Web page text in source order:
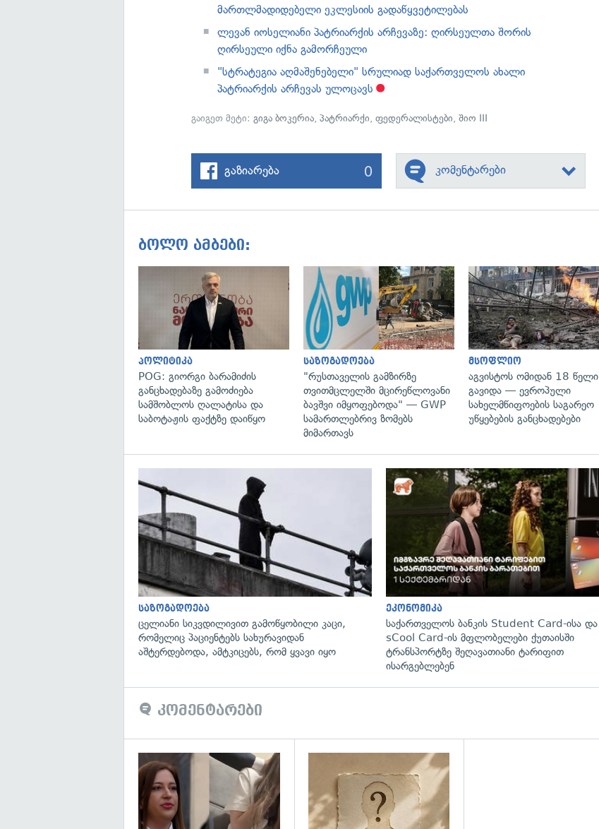
მართლმადიდებელი ეკლესიის გადაწყვეტილებას
ლევან იოსელიანი პატრიარქის არჩევაზე: ღირსეულთა შორის
ღირსეული იქნა გამორჩეული
"სტრატეგია აღმაშენებელი" სრულიად საქართველოს ახალი
პატრიარქის არჩევას ულოცავს
გაიგეთ მეტი:გიგა ბოკერია,პატრიარქი,ფედერალისტები,შიო III
გაზიარება 0 კომენტარები
ბოლო ამბები:
გადახედვა
პოლიტიკა
POG: გიორგი ბარამიძის
განცხადებაზე გამოძიება
სამშობლოს ღალატისა და
საბოტაჟის ფაქტზე დაიწყო
გადახედვა
საზოგადოება
"რუსთაველის გამზირზე
თვითმცლელში მცირეწლოვანი
ბავშვი იმყოფებოდა" — GWP
სამართლებრივ ზომებს
მიმართავს
მსოფლიო
აგვისტოს ომიდან 18 წელი
გავიდა — ევროპული
სახელმწიფოების საგარეო
უწყებების განცხადებები
გადახედვა
საზოგადოება
ცელიანი სიკვდილივით გამოწყობილი კაცი,
რომელიც პაციენტებს სახურავიდან
აშტერდებოდა, ამტკიცებს, რომ ყვავი იყო
ეკონომიკა
საქართველოს ბანკის Student Card-ისა და
sCool Card-ის მფლობელები ქუთაისში
ტრანსპორტზე შეღავათიანი ტარიფით
ისარგებლებენ
კომენტარები